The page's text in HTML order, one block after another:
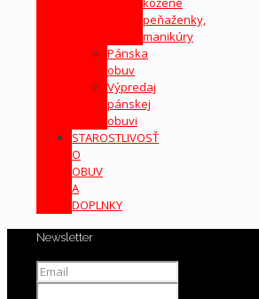
peňaženky,
manikúry
Pánska
obuv
Výpredaj
pánskej
obuvi
STAROSTLIVOSŤ
O
OBUV
A
DOPLNKY
Newsletter